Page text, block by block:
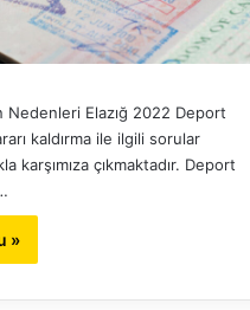
Nedenleri Elazığ 2022 Deport
kaldırma ile ilgili sorular
karşımıza çıkmaktadır. Deport
»